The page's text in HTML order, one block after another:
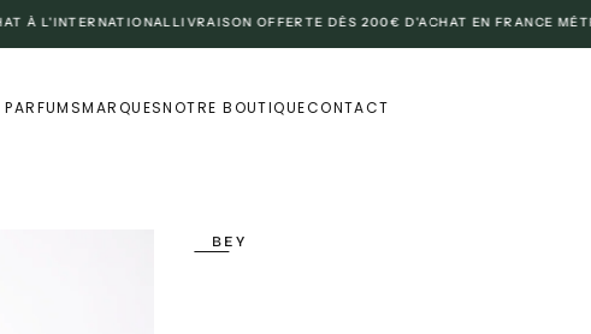
LIVRAISON OFFERTE DÈS 200€ D'ACHAT EN FRANCE
PARFUMSMARQUESNOTRE BOUTIQUECONTACT
BEY